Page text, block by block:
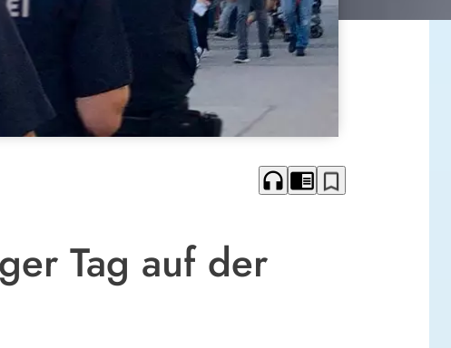
headphones chrome_reader_mode bookmark_border
Tag auf der